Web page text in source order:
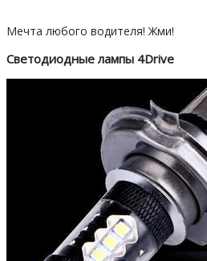
Мечта любого водителя! Жми!
Светодиодные лампы 4Drive